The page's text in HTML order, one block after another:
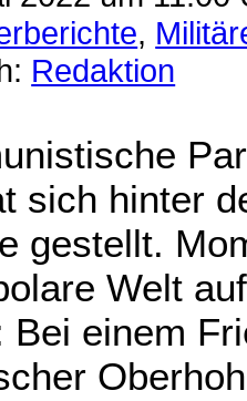
,
Redaktion
sich hinter
gestellt.
Welt
Bei einem